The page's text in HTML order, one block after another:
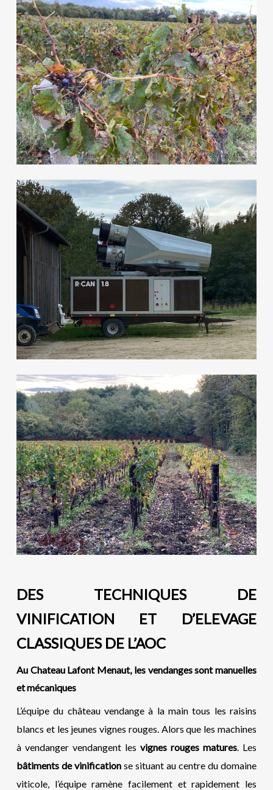
DES TECHNIQUES DE
VINIFICATION ET D’ELEVAGE
CLASSIQUES DE L’AOC
Au Chateau Lafont Menaut, les vendanges sont manuelles
et mécaniques
L’équipe du château vendange à la main tous les raisins
blancs et les jeunes vignes rouges. Alors que les machines
à vendanger vendangent les vignes rouges matures. Les
bâtiments de vinificationse situant au centre du domaine
viticole, l’équipe ramène facilement et rapidement les